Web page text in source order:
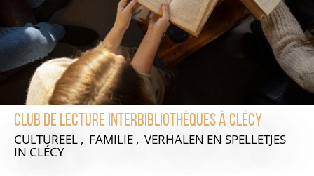
Club de lecture interbibliothèques à Clécy
CULTUREEL , FAMILIE , VERHALEN EN SPELLETJES
IN CLÉCY